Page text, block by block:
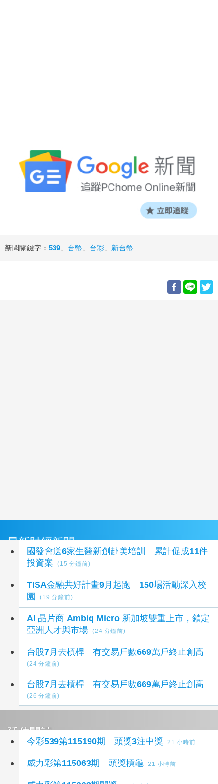
新聞關鍵字： 539 台幣 台彩 新台幣
最新財經新聞
國發會送6家生醫新創赴美培訓 累計促成11件
投資案
(15 分鐘前)
TISA金融共好計畫9月起跑 150場活動深入校
園
(19 分鐘前)
AI 晶片商 Ambiq Micro 新加坡雙重上市，鎖定
亞洲人才與市場
(24 分鐘前)
台股7月去槓桿 有交易戶數669萬戶終止創高
(24 分鐘前)
台股7月去槓桿 有交易戶數669萬戶終止創高
(26 分鐘前)
延伸閱讀
今彩539第115190期 頭獎3注中獎 21 小時前
威力彩第115063期 頭獎槓龜 21 小時前